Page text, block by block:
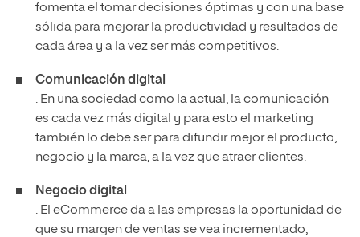
fomenta el tomar decisiones óptimas y con una base
sólida para mejorar la productividad y resultados de
cada área y a la vez ser más competitivos.
Comunicación digital
. En una sociedad como la actual, la comunicación
es cada vez más digital y para esto el marketing
también lo debe ser para difundir mejor el producto,
negocio y la marca, a la vez que atraer clientes.
Negocio digital
. El eCommerce da a las empresas la oportunidad de
que su margen de ventas se vea incrementado,